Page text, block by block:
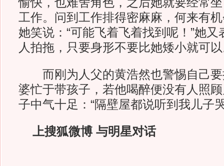
工作。问到工作排得密麻麻，何来有
她笑说：“可能飞着飞着找到呢！”她
人拍拖，只要身形不要比她矮小就可
而刚为人父的黄浩然也警惕自己要
婆忙于带孩子，若他喝醉便没有人照
子中气十足：“隔壁屋都说听到我儿子
上搜狐微博 与明星对话